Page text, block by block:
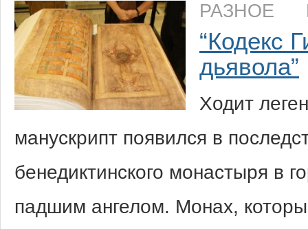
РАЗНОЕ
“Кодекс
дьявола”
Ходит
манускрипт появился в
бенедиктинского монастыря в
падшим ангелом. Монах,